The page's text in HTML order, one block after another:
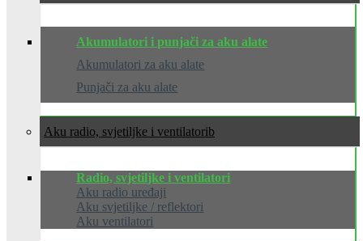
Akumulatori i punjači za aku alate
Akumulatori za aku alate
Punjači za aku alate
Aku radio, svjetiljke i ventilatori
Radio, svjetiljke i ventilatori
Aku radio uređaji
Aku svjetiljke / reflektori
Aku ventilatori